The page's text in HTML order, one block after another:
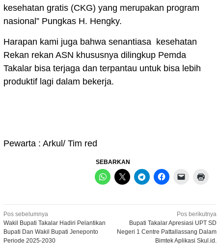
kesehatan gratis (CKG) yang merupakan program
nasional” Pungkas H. Hengky.
Harapan kami juga bahwa senantiasa kesehatan
Rekan rekan ASN khususnya dilingkup Pemda
Takalar bisa terjaga dan terpantau untuk bisa lebih
produktif lagi dalam bekerja.
Pewarta : Arkul/ Tim red
SEBARKAN
Navigasi
pos
Pos sebelumnya
Wakil Bupati Takalar Hadiri Pelantikan
Bupati Dan Wakil Bupati Jeneponto
Periode 2025-2030
Pos berikutnya
Bupati Takalar Apresiasi UPT SD
Negeri 1 Centre Pattallassang Dalam
Bimtek Aplikasi Skul.id.